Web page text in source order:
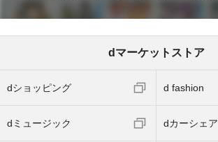
dマーケットストア
dショッピング d fashion
dミュージック dカーシェア